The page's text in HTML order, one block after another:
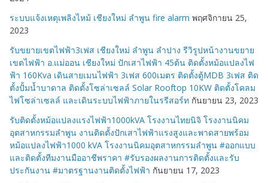
ระบบแจ้งเหตุเพลิงไหม้ เชียงใหม่ ลำพูน fire alarm พฤศจิกายน 25,
2023
รับขยายเขตไฟฟ้า3เฟส เชียงใหม่ ลำพูน ลำปาง รีวิรูปหน้างานขยาย
เขตไฟฟ้า อ.แม่ออน เชียงใหม่ ปักเสาไฟฟ้า 45ต้น ติดตั้งหม้อแปลงไฟ
ฟ้า 160Kva เดินสายเมนไฟฟ้า 3เฟส 600เมตร ติดตั้งตู้MDB 3เฟส ติด
ตั้งปั้มน้ำบาดาล ติดตั้งโซล่าเซลล์ Solar Rooftop 10KW ติดตั้งโคลม
ไฟโซล่าเซลล์ และเดินระบบไฟฟ้าภายในรรีสอร์ท กันยายน 23, 2023
รับติดตั้งหม้อแปลงแรงไฟฟ้า1000kVA โรงงานไทยนิจิ โรงงานนิคม
อุตสาหกรรมลำพูน งานติดตั้งปักเสาไฟฟ้าแรงสูงและพาดสายพร้อม
หม้อแปลงไฟฟ้า1000 kVA โรงงานนิคมอุตสาหกรรมลำพูน #ออกแบบ
และติดตั้งทีมงานมืออาชีพราคา #รับรองผลงานการติดตั้งและรับ
ประกันงาน #มาตรฐานงานติดตั้งไฟฟ้า กันยายน 17, 2023